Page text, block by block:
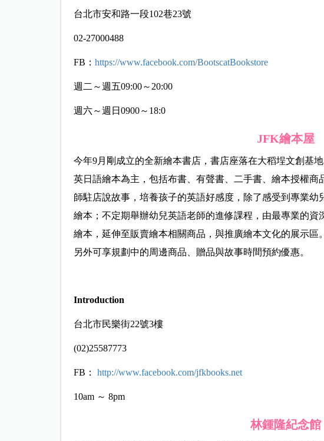
台北市安和路一段102巷23號
02-27000488
FB： https://www.facebook.com/BootscatBookstore
週二～週五09:00～20:00
週六～週日0900～18:0
JFK繪本屋
今年9月剛成立的全新繪本書店，書店座落在大稻埕文創基
英日語繪本為主，包括布書、有聲書、二手書、繪本授權商
師駐店說故事，培養孩子的英語好感度，除了感受到專業
繪本；不定期舉辦幼兒英語老師的進修課程，由最專業的
繪本，延伸至販賣繪本相關商品，與推廣繪本文化的展示區
另外可享規劃中的周邊商品、贈品與故事時間預約優惠。
Introduction
台北市民樂街22號3樓
(02)25587773
FB： http://www.facebook.com/jfkbooks.net
10am ～ 8pm
林鍾隆紀念館